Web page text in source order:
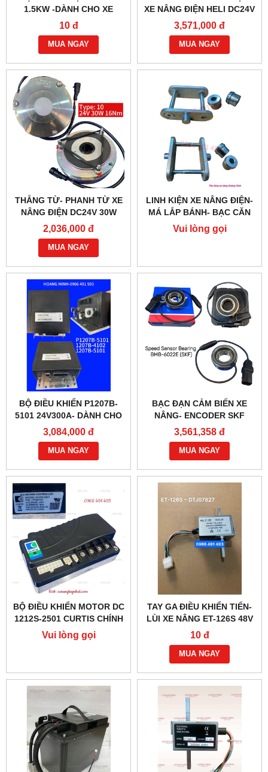
1.5KW -DÀNH CHO XE
NÂNG ĐIỆN HELI CBD30-
470 BỀN BỈ
10 đ
MUA NGAY
XE NÂNG ĐIỆN HELI DC24V
1.2KW- YC2412
3,571,000 đ
MUA NGAY
THẮNG TỪ- PHANH TỪ XE
NÂNG ĐIỆN DC24V 30W
G218-REB-04-10B
2,036,000 đ
MUA NGAY
LINH KIỆN XE NÂNG ĐIỆN-
MÁ LẮP BÁNH- BẠC CĂN
Vui lòng gọi
BỘ ĐIỀU KHIỂN P1207B-
5101 24V300A- DÀNH CHO
XE NÂNG
3,084,000 đ
MUA NGAY
BẠC ĐẠN CẢM BIẾN XE
NÂNG- ENCODER SKF
BMB-6022E
3,561,358 đ
MUA NGAY
BỘ ĐIỀU KHIỂN MOTOR DC
1212S-2501 CURTIS CHÍNH
HÃNG
Vui lòng gọi
TAY GA ĐIỀU KHIỂN TIẾN-
LÙI XE NÂNG ET-126S 48V
(6 DÂY)
10 đ
MUA NGAY